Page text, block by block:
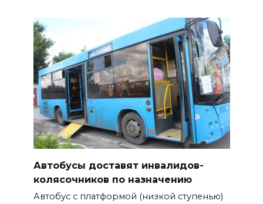
Автобусы доставят инвалидов-
колясочников по назначению
Автобус с платформой (низкой ступенью)